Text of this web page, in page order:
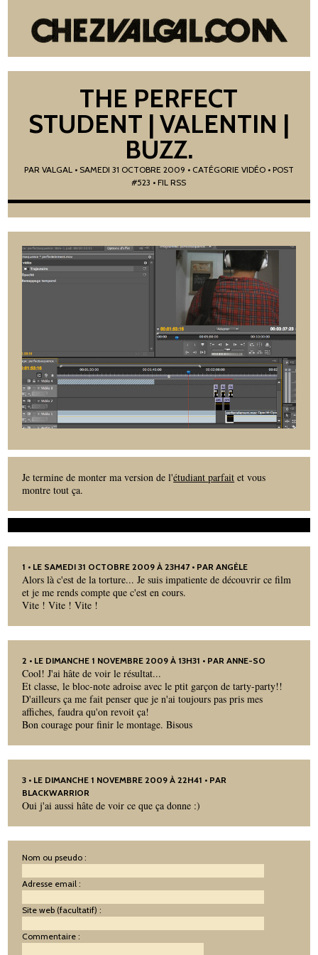
THE PERFECT
STUDENT | VALENTIN |
BUZZ.
PAR VALGAL• SAMEDI 31 OCTOBRE 2009 • CATÉGORIE VIDÉO • POST
#523 • FIL RSS
Je termine de monter ma version de l'étudiant parfait et vous
montre tout ça.
1 • LE SAMEDI 31 OCTOBRE 2009 À 23H47 • PAR ANGÈLE
Alors là c'est de la torture... Je suis impatiente de découvrir ce film
et je me rends compte que c'est en cours.
Vite ! Vite ! Vite !
2 • LE DIMANCHE 1 NOVEMBRE 2009 À 13H31 • PAR ANNE-SO
Cool! J'ai hâte de voir le résultat...
Et classe, le bloc-note adroise avec le ptit garçon de tarty-party!!
D'ailleurs ça me fait penser que je n'ai toujours pas pris mes
affiches, faudra qu'on revoit ça!
Bon courage pour finir le montage. Bisous
3 • LE DIMANCHE 1 NOVEMBRE 2009 À 22H41 • PAR
BLACKWARRIOR
Oui j'ai aussi hâte de voir ce que ça donne :)
Nom ou pseudo :
Adresse email :
Site web (facultatif) :
Commentaire :